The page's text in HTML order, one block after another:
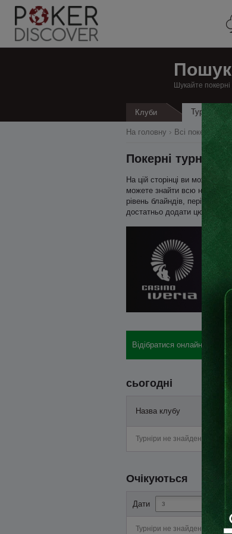
Пошук
Шукайте
Клуби Турніри
На головну Всі покерні
Покерні турніри
На цій сторінці ви можете
можете знайти всю
рівень блайндів, період
достатньо додати цю
Відібратися онлайн: бай-
сьогодні
Назва клубу
Турніри не знайдені
Очікуються
Дати
Турніри не знайдені